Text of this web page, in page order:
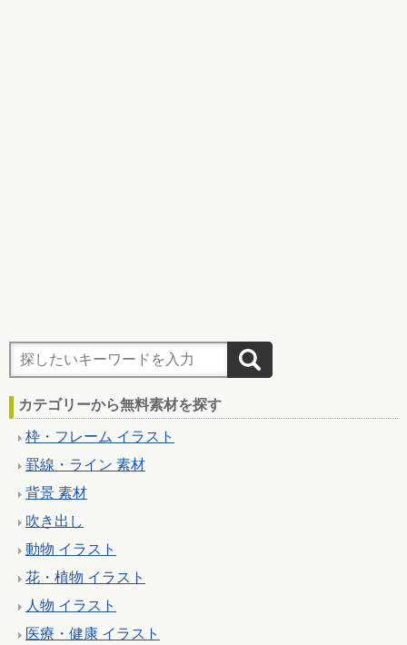
カテゴリーから無料素材を探す
枠・フレーム イラスト
罫線・ライン 素材
背景 素材
吹き出し
動物 イラスト
花・植物 イラスト
人物 イラスト
医療・健康 イラスト